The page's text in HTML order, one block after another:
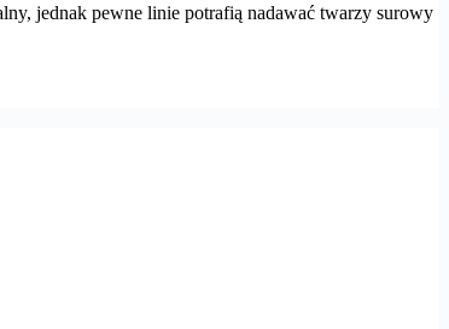
jednak pewne linie potrafią nadawać twarzy surowy